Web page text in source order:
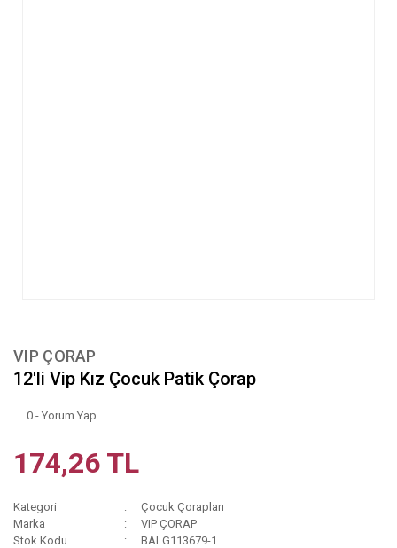
VIP ÇORAP
12'li Vip Kız Çocuk Patik Çorap
0 - Yorum Yap
174,26 TL
Kategori
Çocuk Çorapları
Marka
VIP ÇORAP
Stok Kodu
BALG113679-1